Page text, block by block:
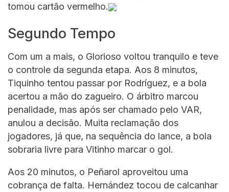
tomou cartão vermelho.
Segundo Tempo
Com um a mais, o Glorioso voltou tranquilo e teve
o controle da segunda etapa. Aos 8 minutos,
Tiquinho tentou passar por Rodríguez, e a bola
acertou a mão do zagueiro. O árbitro marcou
penalidade, mas após ser chamado pelo VAR,
anulou a decisão. Muita reclamação dos
jogadores, já que, na sequência do lance, a bola
sobraria livre para Vitinho marcar o gol.
Aos 20 minutos, o Peñarol aproveitou uma
cobrança de falta. Hernández tocou de calcanhar